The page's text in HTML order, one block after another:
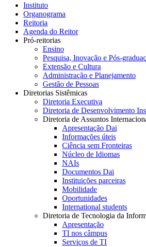
Instituto
Organograma
Reitoria
Agenda do Reitor
Pró-reitorias
Ensino
Pesquisa, Inovação e Pós-
Extensão e Cultura
Administração e Planejamento
Gestão de Pessoas
Diretorias Sistêmicas
Diretoria Executiva
Diretoria de Desenvolvimento
Diretoria de Assuntos
Apresentação Dai
Informações úteis
Ciência sem Fronteiras
Núcleo de Idiomas
NAIs
Documentos Dai
Instituições parceiras
Mobilidade
Oportunidades
International students
Diretoria de Tecnologia da
Apresentação
TI nos câmpus
Serviços de TI